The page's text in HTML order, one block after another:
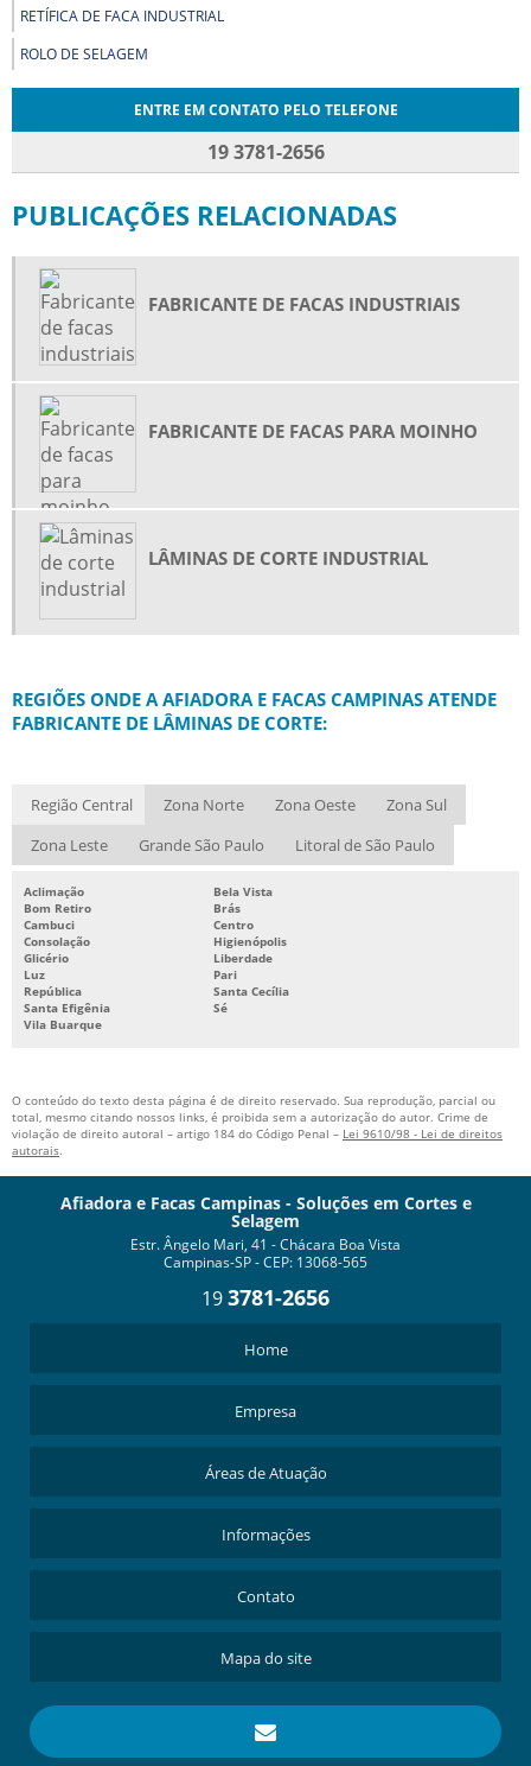
RETÍFICA DE FACA INDUSTRIAL
ROLO DE SELAGEM
ENTRE EM CONTATO PELO TELEFONE
19 3781-2656
PUBLICAÇÕES RELACIONADAS
FABRICANTE DE FACAS INDUSTRIAIS
FABRICANTE DE FACAS PARA MOINHO
LÂMINAS DE CORTE INDUSTRIAL
REGIÕES ONDE A AFIADORA E FACAS CAMPINAS ATENDE
FABRICANTE DE LÂMINAS DE CORTE:
Região Central Zona Norte Zona Oeste
Zona Sul
Zona Leste
Grande São Paulo Litoral de São Paulo
Aclimação
Bela Vista
Bom Retiro
Brás
Cambuci
Centro
Consolação
Higienópolis
Glicério
Liberdade
Luz
Pari
República
Santa Cecília
Santa Efigênia
Sé
Vila Buarque
O conteúdo do texto desta página é de direito reservado. Sua reprodução, parcial ou
total, mesmo citando nossos links, é proibida sem a autorização do autor. Crime de
violação de direito autoral – artigo 184 do Código Penal – Lei 9610/98 - Lei de direitos
autorais.
Afiadora e Facas Campinas - Soluções em Cortes e
Selagem
Estr. Ângelo Mari, 41 - Chácara Boa Vista
Campinas-SP - CEP: 13068-565
193781-2656
Home
Empresa
Áreas de Atuação
Informações
Contato
Mapa do site